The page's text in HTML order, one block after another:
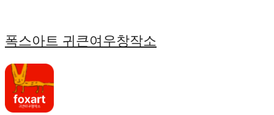
폭스아트 귀큰여우창작소